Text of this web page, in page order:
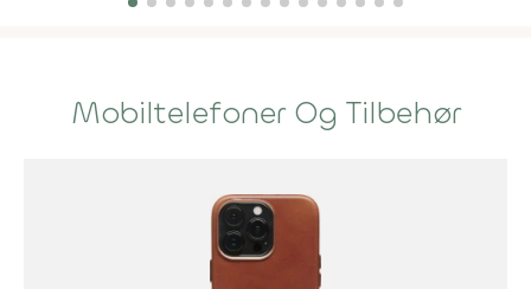
Mobiltelefoner Og Tilbehør